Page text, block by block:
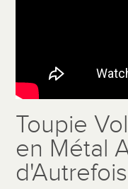
Toupie
en Métal